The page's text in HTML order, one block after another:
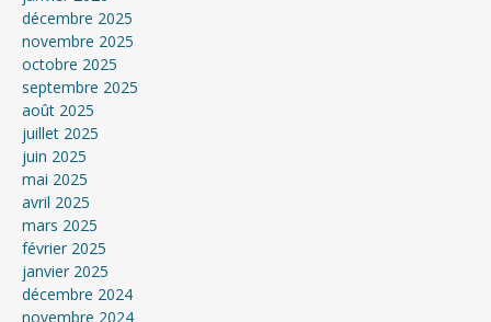
décembre 2025
novembre 2025
octobre 2025
septembre 2025
août 2025
juillet 2025
juin 2025
mai 2025
avril 2025
mars 2025
février 2025
janvier 2025
décembre 2024
novembre 2024